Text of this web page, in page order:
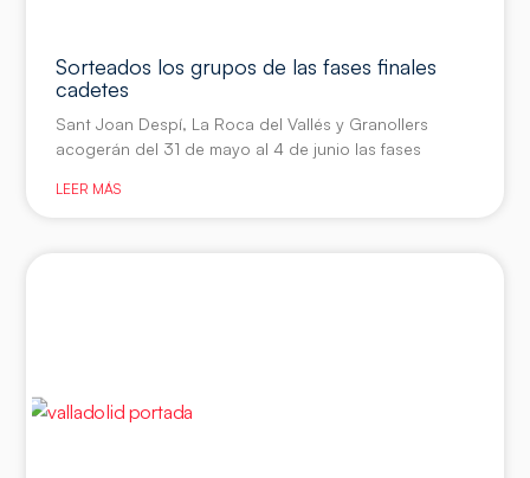
Sorteados los grupos de las fases finales
cadetes
Sant Joan Despí, La Roca del Vallés y Granollers
acogerán del 31 de mayo al 4 de junio las fases
LEER MÁS